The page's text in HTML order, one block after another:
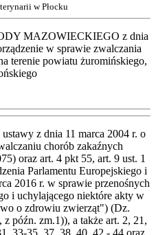
w Płocku
MAZOWIECKIEGO z dnia
w sprawie zwalczania
terenie powiatu żuromińskiego,
z dnia 11 marca 2004 r. o
chorób zakaźnych
oraz art. 4 pkt 55, art. 9 ust. 1
Parlamentu Europejskiego i
2016 r. w sprawie przenośnych
i uchylającego niektóre akty w
o zdrowiu zwierząt") (Dz.
późn. zm.1)), a także art. 2, 21,
33-35, 37, 38, 40, 42 - 44 oraz